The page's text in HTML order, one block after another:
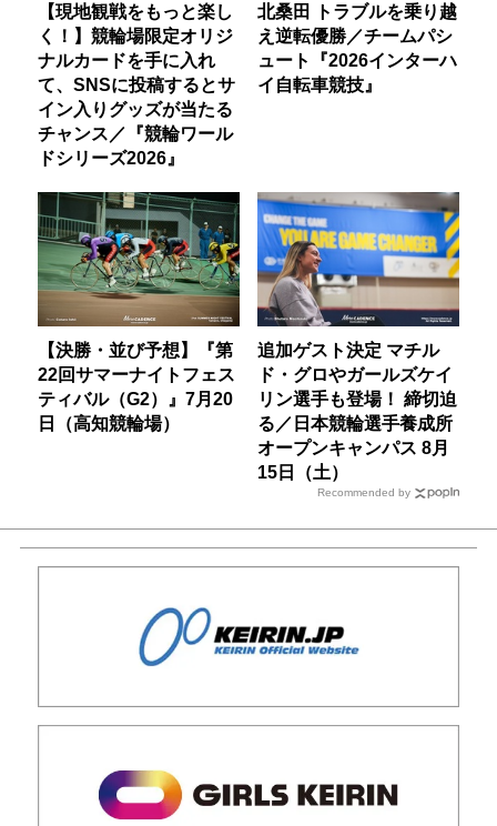
【現地観戦をもっと楽し
く！】競輪場限定オリジ
ナルカードを手に入れ
て、SNSに投稿するとサ
イン入りグッズが当たる
チャンス／『競輪ワール
ドシリーズ2026』
北桑田 トラブルを乗り越
え逆転優勝／チームパシ
ュート『2026インターハ
イ自転車競技』
【決勝・並び予想】『第
22回サマーナイトフェス
ティバル（G2）』7月20
日（高知競輪場）
追加ゲスト決定 マチル
ド・グロやガールズケイ
リン選手も登場！ 締切迫
る／日本競輪選手養成所
オープンキャンパス 8月
15日（土）
Recommended by